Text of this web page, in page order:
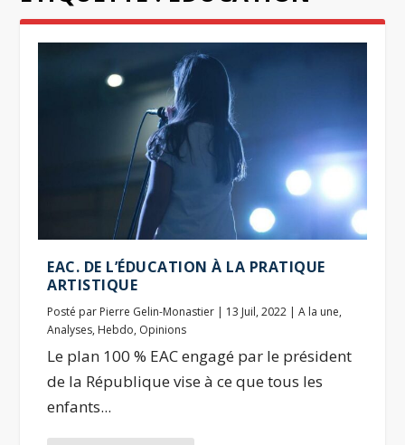
EAC. DE L’ÉDUCATION À LA PRATIQUE
ARTISTIQUE
Posté par Pierre Gelin-Monastier | 13 Juil, 2022 |A la une,
Analyses, Hebdo, Opinions
Le plan 100 % EAC engagé par le président
de la République vise à ce que tous les
enfants...